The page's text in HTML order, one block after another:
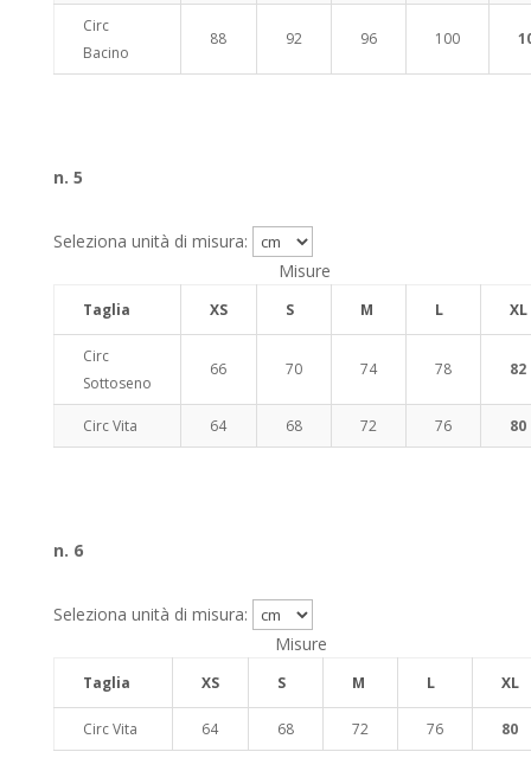
Circ
Bacino
88 92 96 100
n. 5
Seleziona unità di misura:
Misure
Taglia XS S M L XL
Circ
Sottoseno
66 70 74 78 82
Circ Vita 64 68 72 76 80
n. 6
Seleziona unità di misura:
Misure
Taglia XS S M L XL
Circ Vita 64 68 72 76 80